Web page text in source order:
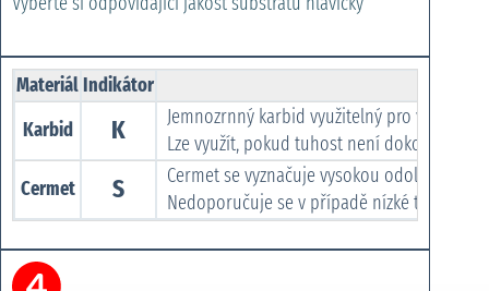
MateriálIndikátor
Karbid
K
Jemnozrnný karbid využitelný pro většinu
Lze využít, pokud tuhost není dokonalá a
Cermet
S
Cermet se vyznačuje vysokou odolností
Nedoporučuje se v případě nízké tuhosti